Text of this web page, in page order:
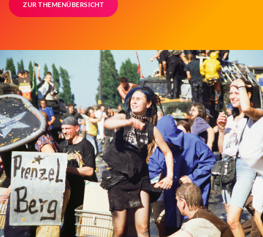
ZUR THEMENÜBERSICHT